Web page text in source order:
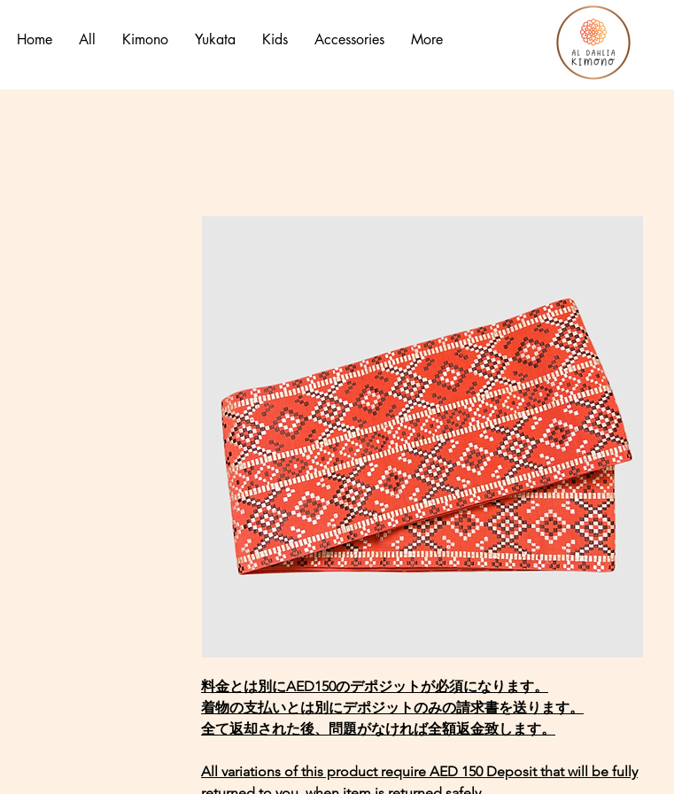
Home All Kimono Yukata Kids Accessories More
料金とは別にAED150のデポジットが必須になります。
着物の支払いとは別にデポジットのみの請求書を送ります。
全て返却された後、問題がなければ全額返金致します。
All variations of this product require AED 150 Deposit that will be fully